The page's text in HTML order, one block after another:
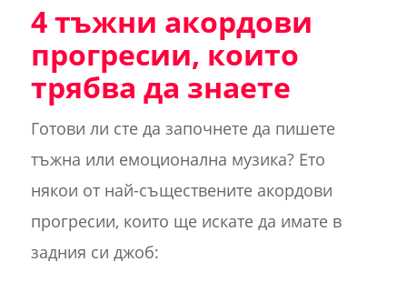
4 тъжни акордови
прогресии, които
трябва да знаете
Готови ли сте да започнете да пишете
тъжна или емоционална музика? Ето
някои от най-съществените акордови
прогресии, които ще искате да имате в
задния си джоб: